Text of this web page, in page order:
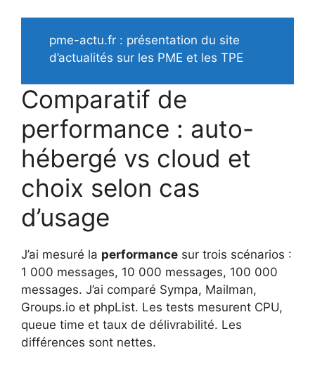
pme-actu.fr : présentation du site
d’actualités sur les PME et les TPE
Comparatif de
performance : auto-
hébergé vs cloud et
choix selon cas
d’usage
J’ai mesuré la performance sur trois scénarios :
1 000 messages, 10 000 messages, 100 000
messages. J’ai comparé Sympa, Mailman,
Groups.io et phpList. Les tests mesurent CPU,
queue time et taux de délivrabilité. Les
différences sont nettes.